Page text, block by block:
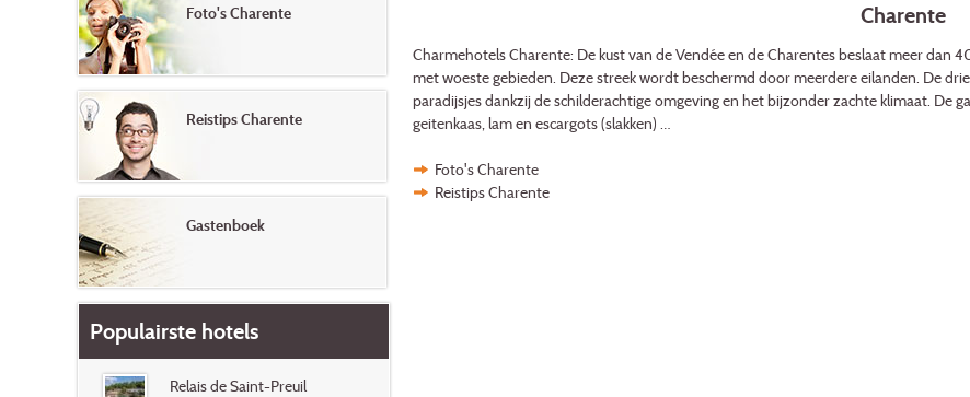
Charente
Charmehotels Charente: De kust van de Vendée en de Charentes beslaat meer
met woeste gebieden. Deze streek wordt beschermd door meerdere eilanden. De
paradijsjes dankzij de schilderachtige omgeving en het bijzonder zachte klimaat. De
geitenkaas, lam en escargots (slakken) …
Foto's Charente
Reistips Charente
Foto's Charente
Reistips Charente
Gastenboek
Populairste hotels
Relais de Saint-Preuil